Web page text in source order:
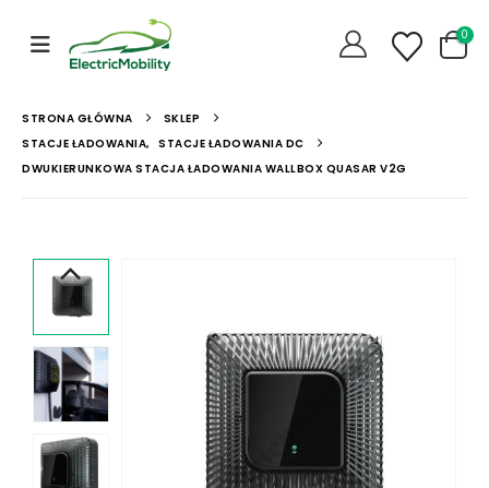
0
STRONA GŁÓWNA
SKLEP
STACJE ŁADOWANIA, STACJE ŁADOWANIA DC
DWUKIERUNKOWA STACJA ŁADOWANIA WALLBOX QUASAR V2G